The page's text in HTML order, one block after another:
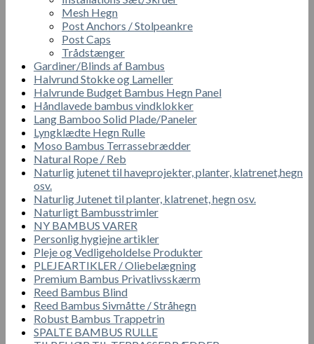
Mesh Hegn
Post Anchors / Stolpeankre
Post Caps
Trådstænger
Gardiner/Blinds af Bambus
Halvrund Stokke og Lameller
Halvrunde Budget Bambus Hegn Panel
Håndlavede bambus vindklokker
Lang Bamboo Solid Plade/Paneler
Lyngklædte Hegn Rulle
Moso Bambus Terrassebrædder
Natural Rope / Reb
Naturlig jutenet til haveprojekter, planter, klatrenet,hegn
osv.
Naturlig Jutenet til planter, klatrenet, hegn osv.
Naturligt Bambusstrimler
NY BAMBUS VARER
Personlig hygiejne artikler
Pleje og Vedligeholdelse Produkter
PLEJEARTIKLER / Oliebelægning
Premium Bambus Privatlivsskærm
Reed Bambus Blind
Reed Bambus Sivmåtte / Stråhegn
Robust Bambus Trappetrin
SPALTE BAMBUS RULLE